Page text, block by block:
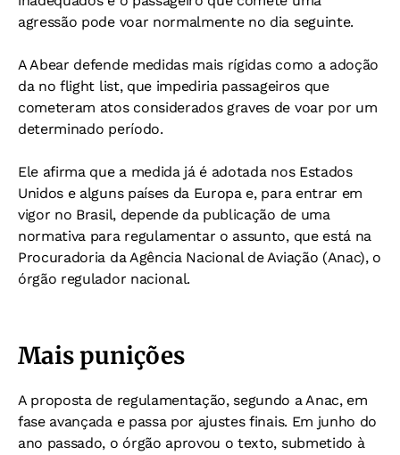
agressão pode voar normalmente no dia seguinte.
A Abear defende medidas mais rígidas como a adoção
da no flight list, que impediria passageiros que
cometeram atos considerados graves de voar por um
determinado período.
Ele afirma que a medida já é adotada nos Estados
Unidos e alguns países da Europa e, para entrar em
vigor no Brasil, depende da publicação de uma
normativa para regulamentar o assunto, que está na
Procuradoria da Agência Nacional de Aviação (Anac), o
órgão regulador nacional.
Mais punições
A proposta de regulamentação, segundo a Anac, em
fase avançada e passa por ajustes finais. Em junho do
ano passado, o órgão aprovou o texto, submetido à